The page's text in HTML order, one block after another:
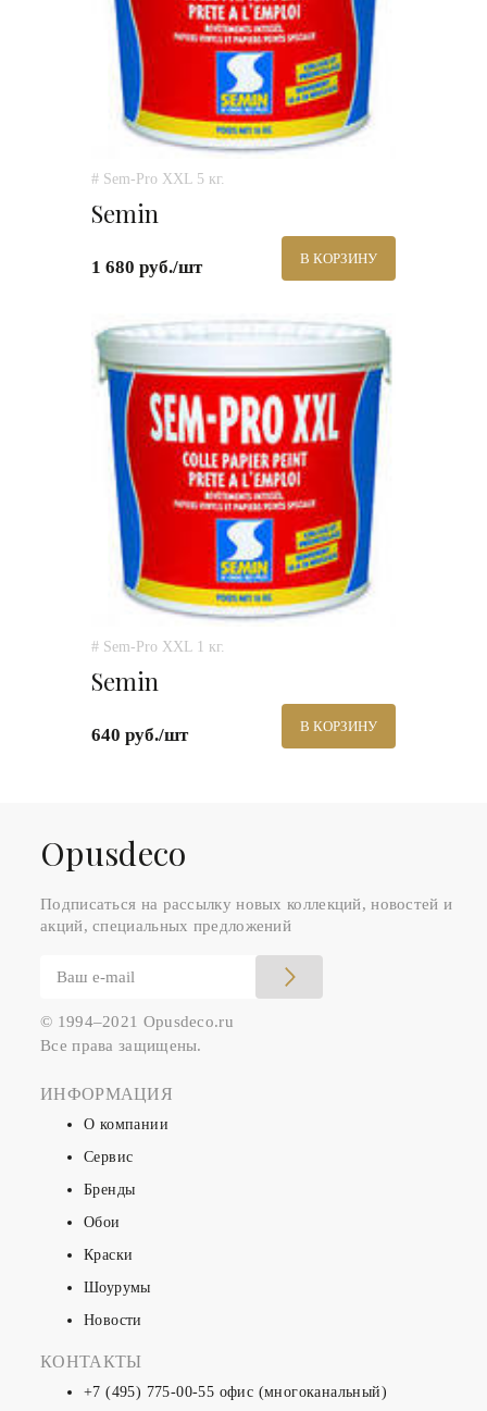
# Sem-Pro XXL 5 кг.
Semin
1 680 руб./шт В КОРЗИНУ
# Sem-Pro XXL 1 кг.
Semin
640 руб./шт В КОРЗИНУ
Оpusdeco
Подписаться на рассылку новых коллекций, новостей и
акций, специальных предложений
© 1994–2021 Opusdeco.ru
Все права защищены.
ИНФОРМАЦИЯ
О компании
Сервис
Бренды
Обои
Краски
Шоурумы
Новости
КОНТАКТЫ
+7 (495) 775-00-55 офис (многоканальный)